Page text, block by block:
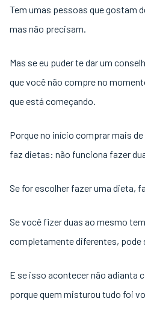
Tem umas pessoas que gostam
mas não precisam.
Mas se eu puder te dar um
que você não compre no
que está começando.
Porque no início comprar mais
faz dietas: não funciona fazer
Se for escolher fazer uma dieta,
Se você fizer duas ao mesmo
completamente diferentes, pode
E se isso acontecer não adianta
porque quem misturou tudo foi